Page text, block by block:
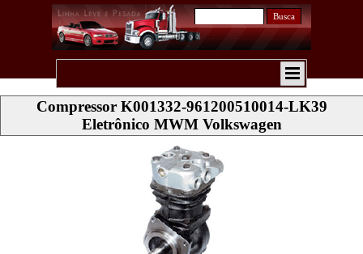
Busca
Compressor K001332-961200510014-LK39
Eletrônico MWM Volkswagen